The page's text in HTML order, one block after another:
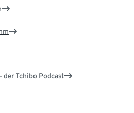
der Tchibo Podcast